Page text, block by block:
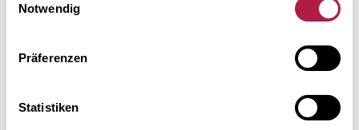
Notwendig
Präferenzen
Statistiken
Erweiterungsbau
Newsletter